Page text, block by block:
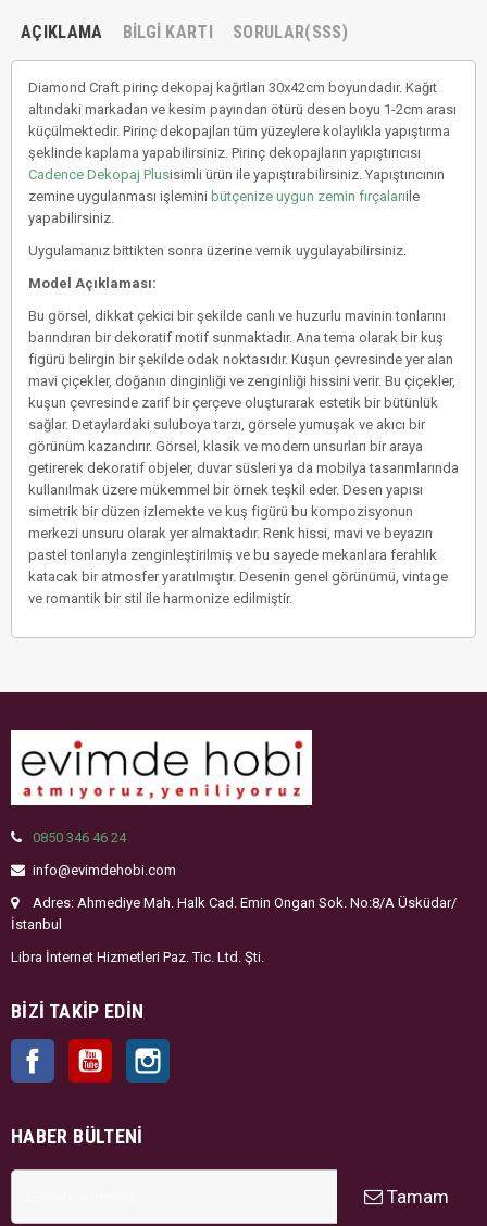
AÇIKLAMA BILGI KARTI SORULAR(SSS)
Diamond Craft pirinç dekopaj kağıtları 30x42cm boyundadır. Kağıt
altındaki markadan ve kesim payından ötürü desen boyu 1-2cm arası
küçülmektedir. Pirinç dekopajları tüm yüzeylere kolaylıkla yapıştırma
şeklinde kaplama yapabilirsiniz. Pirinç dekopajların yapıştırıcısı
Cadence Dekopaj Plusisimli ürün ile yapıştırabilirsiniz. Yapıştırıcının
zemine uygulanması işlemini bütçenize uygun zemin fırçalarıile
yapabilirsiniz.
Uygulamanız bittikten sonra üzerine vernik uygulayabilirsiniz.
Model Açıklaması:
Bu görsel, dikkat çekici bir şekilde canlı ve huzurlu mavinin tonlarını
barındıran bir dekoratif motif sunmaktadır. Ana tema olarak bir kuş
figürü belirgin bir şekilde odak noktasıdır. Kuşun çevresinde yer alan
mavi çiçekler, doğanın dinginliği ve zenginliği hissini verir. Bu çiçekler,
kuşun çevresinde zarif bir çerçeve oluşturarak estetik bir bütünlük
sağlar. Detaylardaki suluboya tarzı, görsele yumuşak ve akıcı bir
görünüm kazandırır. Görsel, klasik ve modern unsurları bir araya
getirerek dekoratif objeler, duvar süsleri ya da mobilya tasarımlarında
kullanılmak üzere mükemmel bir örnek teşkil eder. Desen yapısı
simetrik bir düzen izlemekte ve kuş figürü bu kompozisyonun
merkezi unsuru olarak yer almaktadır. Renk hissi, mavi ve beyazın
pastel tonlarıyla zenginleştirilmiş ve bu sayede mekanlara ferahlık
katacak bir atmosfer yaratılmıştır. Desenin genel görünümü, vintage
ve romantik bir stil ile harmonize edilmiştir.
0850 346 46 24
info@evimdehobi.com
Adres: Ahmediye Mah. Halk Cad. Emin Ongan Sok. No:8/A Üsküdar/
İstanbul
Libra İnternet Hizmetleri Paz. Tic. Ltd. Şti.
BIZI TAKIP EDIN
Facebook YouTube
HABER BÜLTENI
Tamam